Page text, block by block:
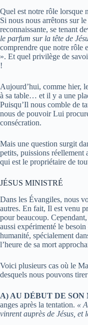
Quel est notre rôle lorsque
Si nous nous arrêtons sur
reconnaissante, se tenant
le parfum sur la tête de
comprendre que notre rôle
». Et quel privilège de
!
Aujourd’hui, comme hier,
à sa table… et il y a une
Puisqu’Il nous comble de
nous de pouvoir Lui
consécration.
Mais une question surgit
petits, puissions réellement
qui est le propriétaire de
JÉSUS MINISTRÉ
Dans les Évangiles, nous
autres. En fait, Il est venu
pour beaucoup.
aussi expérimenté le besoin
humanité, spécialement
l’heure de sa mort
Voici plusieurs cas où le
desquels nous pouvons
A) AU DÉBUT DE
anges après la tentation. «
vinrent auprès de Jésus, et